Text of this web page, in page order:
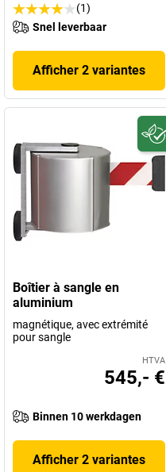
(1)
Snel leverbaar
Afficher 2 variantes
Boîtier à sangle en
aluminium
magnétique, avec extrémité
pour sangle
HTVA
545,- €
Binnen 10 werkdagen
Afficher 2 variantes